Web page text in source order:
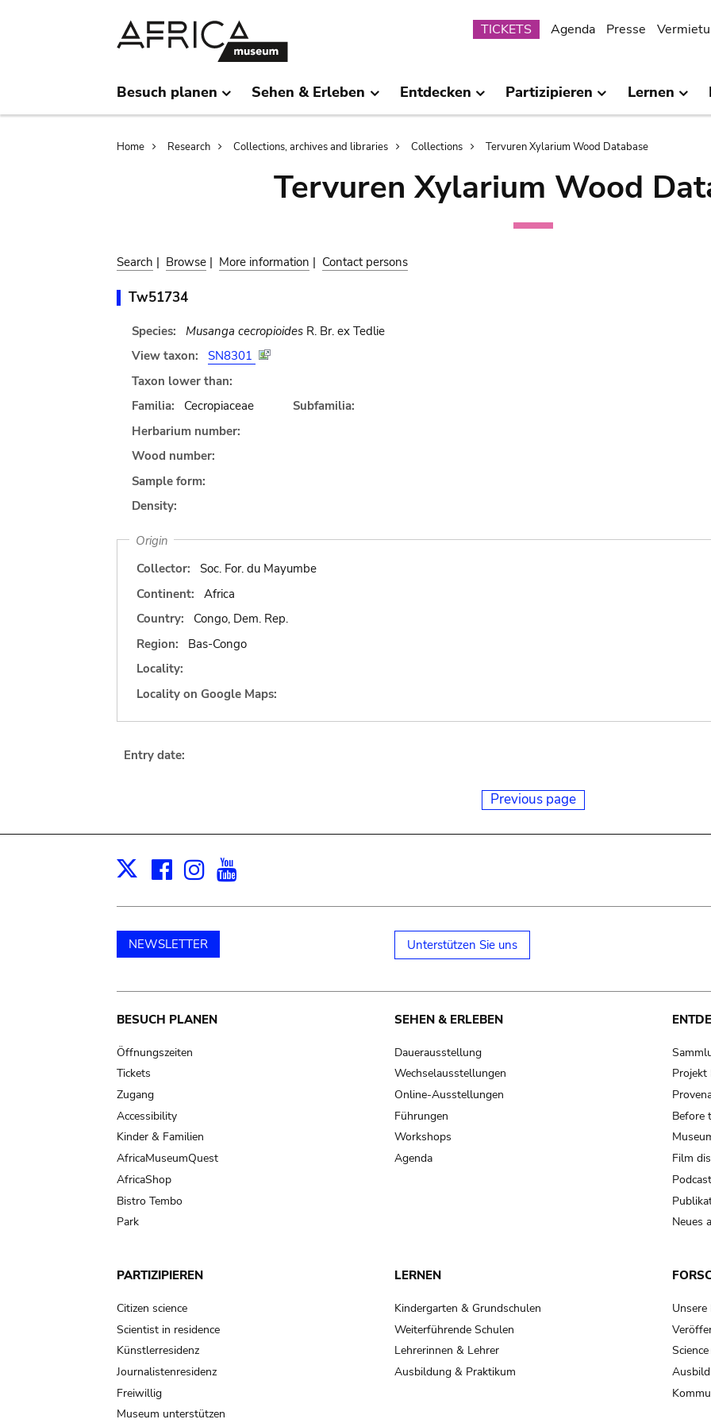
Submenu
TICKETS Agenda Presse
Besuch planen Sehen & Erleben Entdecken Partizipieren Lernen
Breadcrumb
Home Research Collections, archives and libraries Collections Tervuren Xylarium Wood Database
Tervuren Xylarium Wood
Search | Browse | More information | Contact persons
Tw51734
Species: Musanga cecropioidesR. Br. ex Tedlie
View taxon:
SN8301
Taxon lower than:
Familia:
Cecropiaceae
Subfamilia:
Herbarium number:
Wood number:
Sample form:
Density:
Origin
Collector:
Soc. For. du Mayumbe
Continent:
Africa
Country:
Congo, Dem. Rep.
Region:
Bas-Congo
Locality:
Locality on Google Maps:
Entry date:
Previous page
X Facebook
Instagram
NEWSLETTER Unterstützen Sie uns
Main
navigation
BESUCH PLANEN
Öffnungszeiten
Tickets
Zugang
Accessibility
Kinder & Familien
AfricaMuseumQuest
AfricaShop
Bistro Tembo
Park
SEHEN & ERLEBEN
Dauerausstellung
Wechselausstellungen
Online-Ausstellungen
Führungen
Workshops
Agenda
Projekt
Before
Film
Neues
PARTIZIPIEREN
Citizen science
Scientist in residence
Künstlerresidenz
Journalistenresidenz
Freiwillig
Museum unterstützen
LERNEN
Kindergarten & Grundschulen
Weiterführende Schulen
Lehrerinnen & Lehrer
Ausbildung & Praktikum